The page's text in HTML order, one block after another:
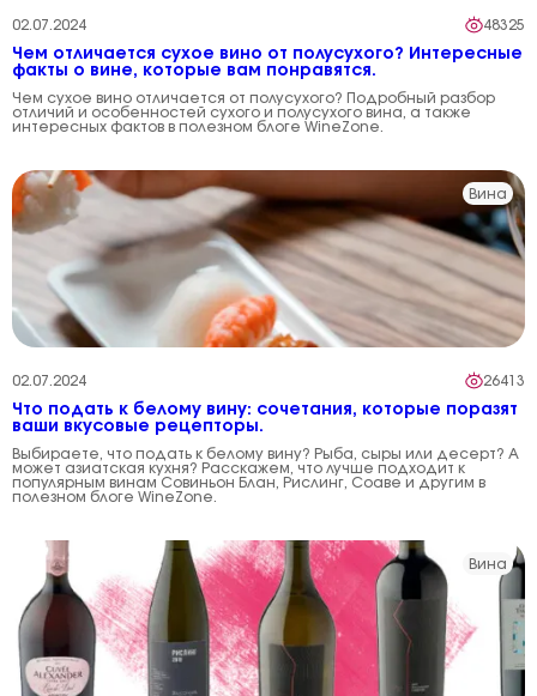
02.07.2024 48325
Чем отличается сухое вино от полусухого? Интересные
факты о вине, которые вам понравятся.
Чем сухое вино отличается от полусухого? Подробный разбор
отличий и особенностей сухого и полусухого вина, а также
интересных фактов в полезном блоге WineZone.
Вина
02.07.2024 26413
Что подать к белому вину: сочетания, которые поразят
ваши вкусовые рецепторы.
Выбираете, что подать к белому вину? Рыба, сыры или десерт? А
может азиатская кухня? Расскажем, что лучше подходит к
популярным винам Совиньон Блан, Рислинг, Соаве и другим в
полезном блоге WineZone.
Вина